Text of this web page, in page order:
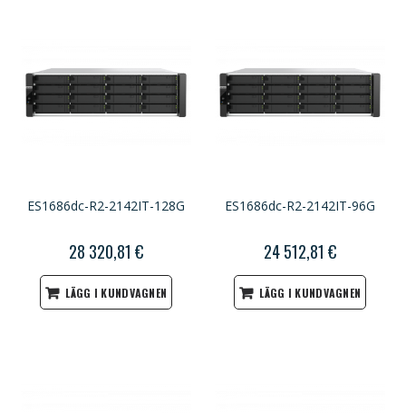
ES1686dc-R2-2142IT-128G
28 320,81 €
LÄGG I KUNDVAGNEN
ES1686dc-R2-2142IT-96G
24 512,81 €
LÄGG I KUNDVAGNEN